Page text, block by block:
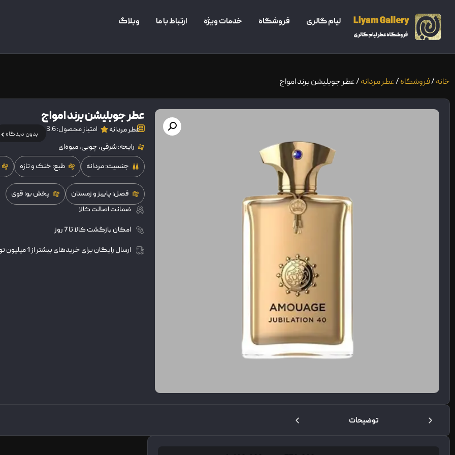
لیام گالری فروشگاه خدمات ویژه ارتباط با ما وبلاگ
خانه/فروشگاه/عطر مردانه/ عطر جوبلیشن برند امواج
عطر جوبلیشن برند امواج
عطر مردانه امتیاز محصول: 3.6 بدون دیدگاه
رایحه: شرقی، چوبی، میوه‌ای
جنسیت: مردانه
طبع: خنک و تازه
فصل: پاییز و زمستان
پخش بو: قوی
ضمانت اصالت کالا
امکان بازگشت کالا تا 7 روز
ارسال رایگان برای خریدهای بیشتر از 1 میلیون تومان
توضیحات